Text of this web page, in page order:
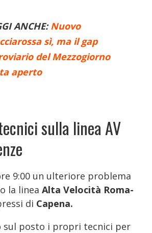
ANCHE: Nuovo
sì, ma il gap
del Mezzogiorno
aperto
sulla linea AV
9:00 un ulteriore problema
la linea Alta Velocità Roma-
di Capena.
sul posto i propri tecnici per